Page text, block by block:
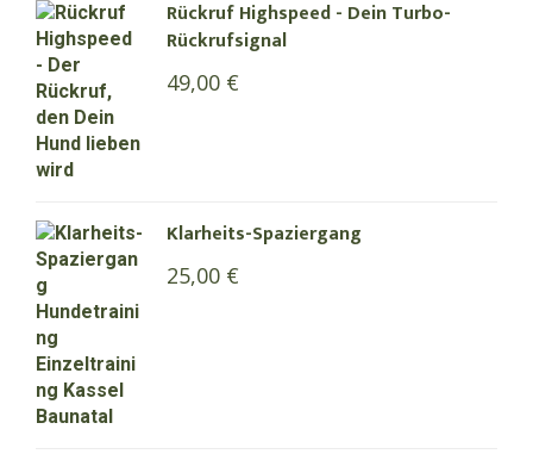
Rückruf Highspeed - Dein Turbo-
Rückrufsignal
49,00 €
Klarheits-Spaziergang
25,00 €